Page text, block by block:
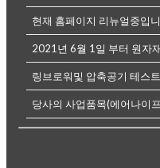
현재 홈페이지 리뉴얼중입
2021년 6월 1일 부터 원자
링브로워및 압축공기 테스